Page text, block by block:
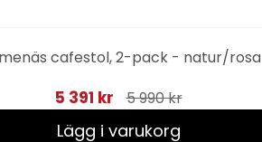
cafestol, 2-pack - natur/rosa
5 391 kr 5 990 kr
Lägg i varukorg